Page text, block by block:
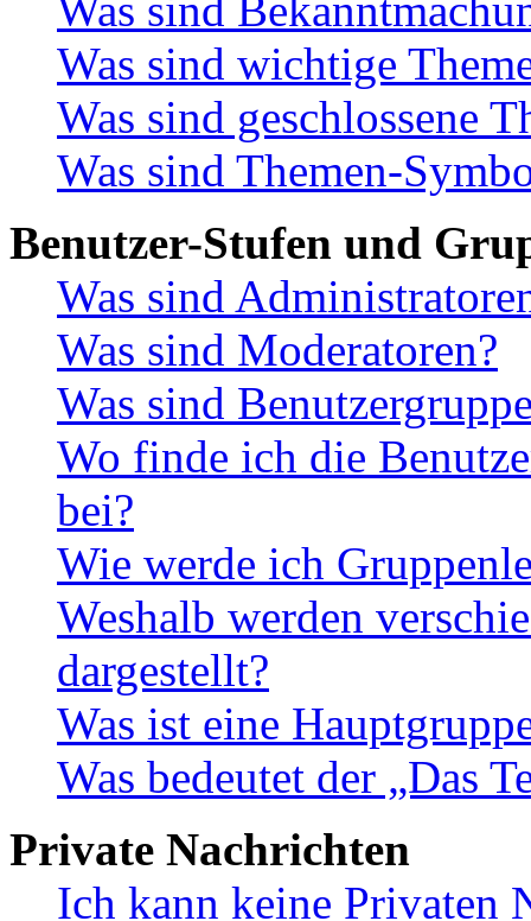
Was sind
Was sind wichtige
Was sind geschlossene
Was sind Themen-
Benutzer-Stufen und
Was sind
Was sind Moderatoren?
Was sind
Wo finde ich die
bei?
Wie werde ich
Weshalb werden
dargestellt?
Was ist eine
Was bedeutet der „Das
Private Nachrichten
Ich kann keine Privaten